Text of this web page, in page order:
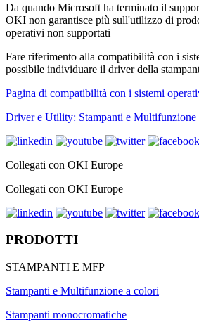
Da quando Microsoft ha terminato il
OKI non garantisce più sull'utilizzo di
operativi non supportati
Fare riferimento alla compatibilità con i
possibile individuare il driver della
Pagina di compatibilità con i sistemi
Driver e Utility: Stampanti e Multifunzione
Collegati con OKI Europe
Collegati con OKI Europe
PRODOTTI
STAMPANTI E MFP
Stampanti e Multifunzione a colori
Stampanti monocromatiche